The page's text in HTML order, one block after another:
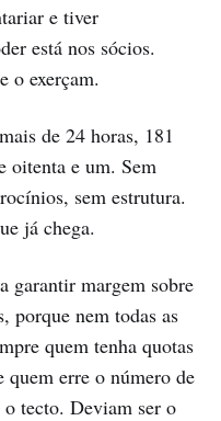
e tiver
está nos sócios.
o exerçam.
de 24 horas, 181
oitenta e um. Sem
sem estrutura.
já chega.
garantir margem sobre
porque nem todas as
quem tenha quotas
quem erre o número de
tecto. Deviam ser o